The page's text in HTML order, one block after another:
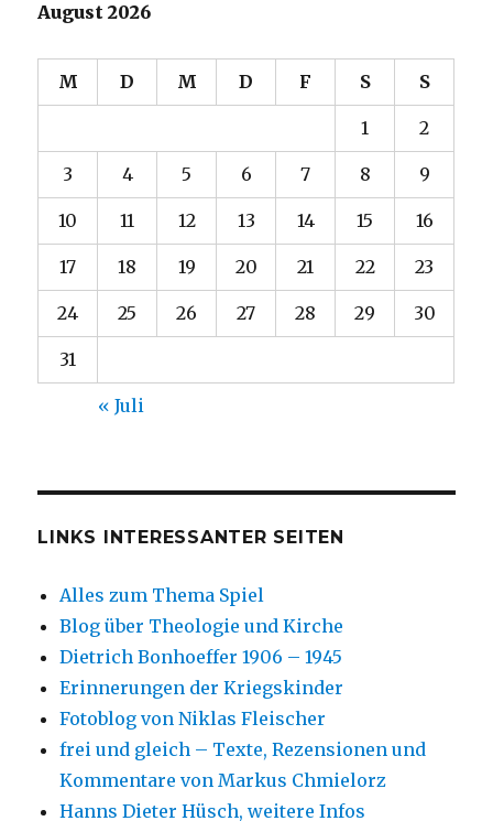
August 2026
M D M D F S S
1 2
3 4 5 6 7 8 9
10 11 12 13 14 15 16
17 18 19 20 21 22 23
24 25 26 27 28 29 30
31
« Juli
LINKS INTERESSANTER SEITEN
Alles zum Thema Spiel
Blog über Theologie und Kirche
Dietrich Bonhoeffer 1906 – 1945
Erinnerungen der Kriegskinder
Fotoblog von Niklas Fleischer
frei und gleich – Texte, Rezensionen und
Kommentare von Markus Chmielorz
Hanns Dieter Hüsch, weitere Infos